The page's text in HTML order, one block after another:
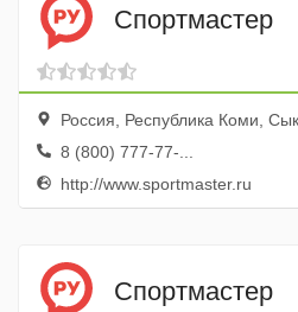
Спортмастер
Россия, Республика Коми,
8 (800) 777-77-...
http://www.sportmaster.ru
Спортмастер